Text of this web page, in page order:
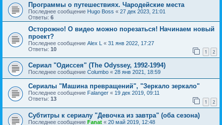
Программы о путешествиях. Чародейские места
Последнее сообщение Hugo Boss « 27 дек 2023, 21:01
Ответы: 6
Осторожно! О видео можно порезаться! Начинаем новый
проект?
Последнее сообщение Alex L « 31 янв 2022, 17:27
Ответы: 10 1 2
Сериал "Одиссея" (The Odyssey, 1992-1994)
Последнее сообщение Columbo « 28 янв 2021, 18:59
Сериалы "Машина превращений", "Зеркало зеркало"
Последнее сообщение Falanger « 19 дек 2019, 09:11
Ответы: 13 1 2
Субтитры к сериалу "Девочка из завтра" (оба сезона)
Последнее сообщение Fanat « 20 май 2019, 12:48